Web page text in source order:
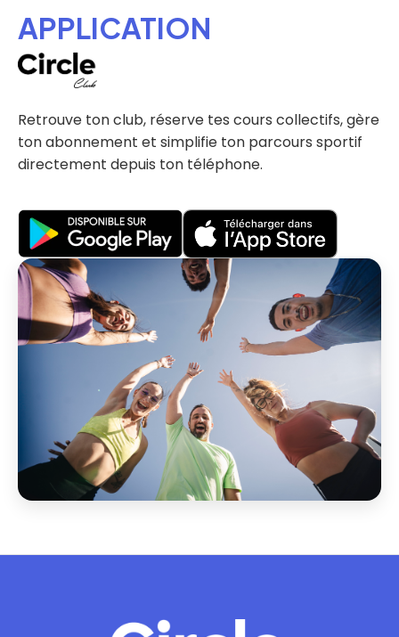
APPLICATION
Retrouve ton club, réserve tes cours collectifs, gère
ton abonnement et simplifie ton parcours sportif
directement depuis ton téléphone.